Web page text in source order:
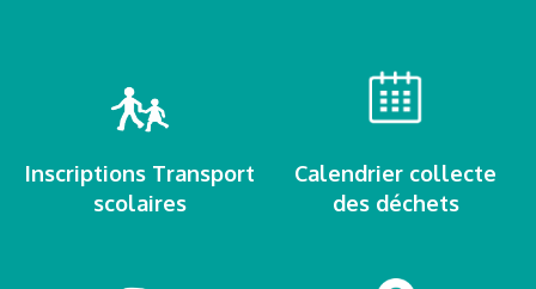
Inscriptions Transport
scolaires
Calendrier collecte
des déchets